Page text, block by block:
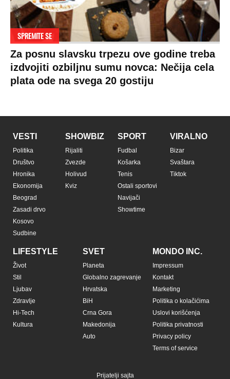
SPREMITE SE
Za posnu slavsku trpezu ove godine treba
izdvojiti ozbiljnu sumu novca: Nečija cela
plata ode na svega 20 gostiju
VESTI
Politika
Društvo
Hronika
Ekonomija
Beograd
Zasadi drvo
Kosovo
Sudbine
SHOWBIZ
Rijaliti
Zvezde
Holivud
Kviz
SPORT
Fudbal
Košarka
Tenis
Ostali sportovi
Navijači
Showtime
VIRALNO
Bizar
Svaštara
Tiktok
LIFESTYLE
Život
Stil
Ljubav
Zdravlje
Hi-Tech
Kultura
SVET
Planeta
Globalno zagrevanje
Hrvatska
BiH
Crna Gora
Makedonija
Auto
MONDO INC.
Impressum
Kontakt
Marketing
Politika o kolačićima
Uslovi korišćenja
Politika privatnosti
Privacy policy
Terms of service
Prijatelji sajta